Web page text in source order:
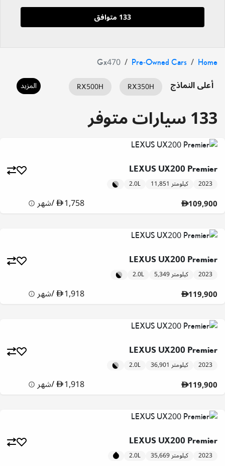
133 متوافق
Home
Pre-Owned Cars
Gx470
أعلى النماذج
RX350H
RX500H
RX350
ES HYBRID
ES350
IS300
IS350
LC500
LX600
NX350
NX350H
المزيد
133 سيارات متوفر
LEXUS UX200 Premier
2023 11,851 كيلومتر 2.0L
109,900
1,758
/شهر
LEXUS UX200 Premier
2023 5,349 كيلومتر 2.0L
119,900
1,918
/شهر
LEXUS UX200 Premier
2023 36,901 كيلومتر 2.0L
119,900
1,918
/شهر
LEXUS UX200 Premier
2023 35,669 كيلومتر 2.0L